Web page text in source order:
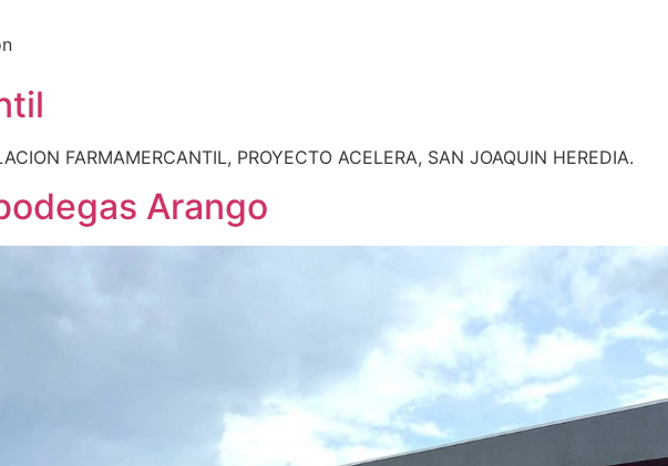
FARMAMERCANTIL, PROYECTO ACELERA, SAN JOAQUIN HEREDIA.
Arango